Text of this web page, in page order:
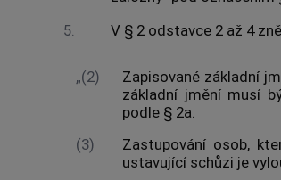
5.
V § 2 odstavce 2 až 4
„(2)
Zapisované základní
základní jmění musí
podle § 2a.
(3)
Zastupování osob,
ustavující schůzi je